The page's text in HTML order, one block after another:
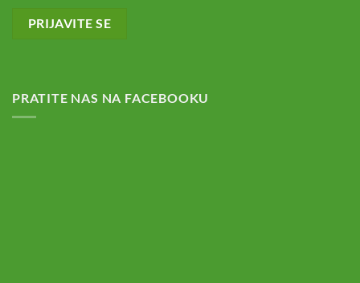
PRATITE NAS NA FACEBOOKU